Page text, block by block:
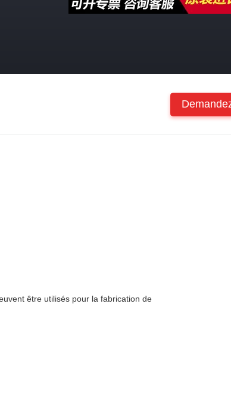
être utilisés pour la fabrication de